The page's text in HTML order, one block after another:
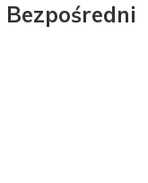
Bezpośredni